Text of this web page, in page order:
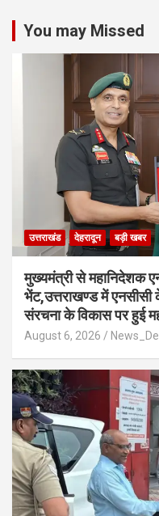
You may Missed
उत्तराखंड देहरादून बड़ी खबर
मुख्यमंत्री से महानिदेशक
भेंट,उत्तराखण्ड में
संरचना के विकास पर हुई
August 6, 2026